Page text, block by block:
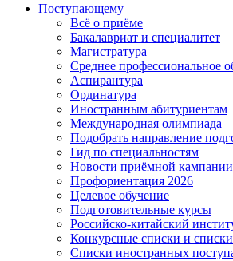
Поступающему
Всё о приёме
Бакалавриат и специалитет
Магистратура
Среднее профессиональное
Аспирантура
Ординатура
Иностранным абитуриентам
Международная олимпиада
Подобрать направление
Гид по специальностям
Новости приёмной кампании
Профориентация 2026
Целевое обучение
Подготовительные курсы
Российско-китайский
Конкурсные списки и
Списки иностранных